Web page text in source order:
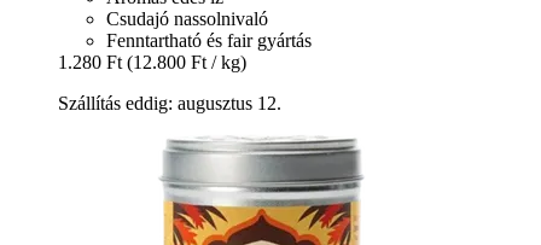
Csudajó nassolnivaló
Fenntartható és fair gyártás
1.280 Ft (12.800 Ft / kg)
Szállítás eddig: augusztus 12.